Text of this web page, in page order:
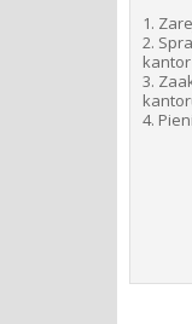
1.​
2.​
3.​
4.